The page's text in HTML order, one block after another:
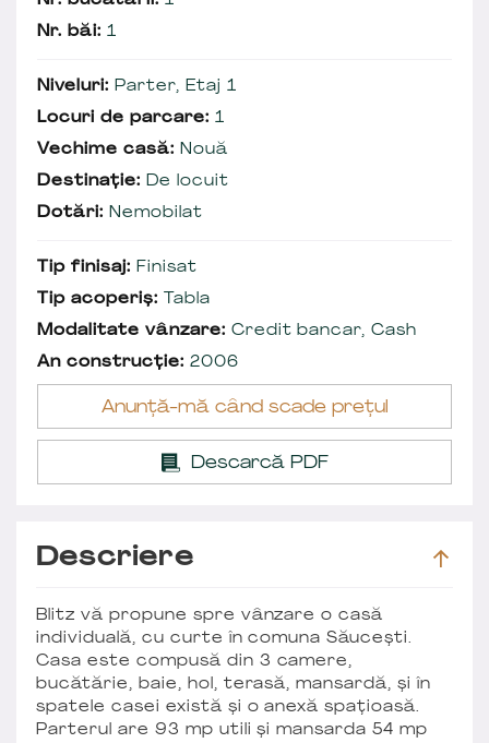
Nr. băi: 1
Niveluri: Parter, Etaj 1
Locuri de parcare: 1
Vechime casă: Nouă
Destinație: De locuit
Dotări: Nemobilat
Tip finisaj: Finisat
Tip acoperiș: Tabla
Modalitate vânzare: Credit bancar, Cash
An construcție: 2006
Anunță-mă când scade prețul
Descarcă PDF
Descriere
Blitz vă propune spre vânzare o casă
individuală, cu curte în comuna Săucești.
Casa este compusă din 3 camere,
bucătărie, baie, hol, terasă, mansardă, și în
spatele casei există și o anexă spațioasă.
Parterul are 93 mp utili și mansarda 54 mp